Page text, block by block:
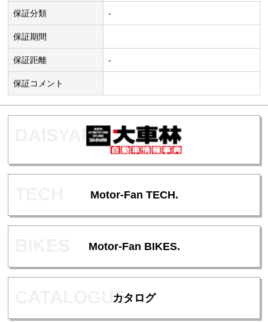
保証分類 -
保証期間
保証距離 -
保証コメント
Motor-Fan TECH.
Motor-Fan BIKES.
カタログ